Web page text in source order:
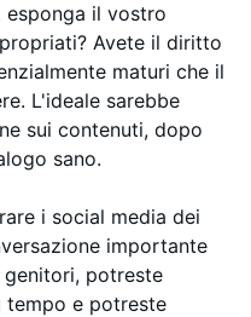
esponga il vostro
Avete il diritto
maturi che il
L'ideale sarebbe
sui contenuti, dopo
sano.
i social media dei
importante
potreste
e potreste